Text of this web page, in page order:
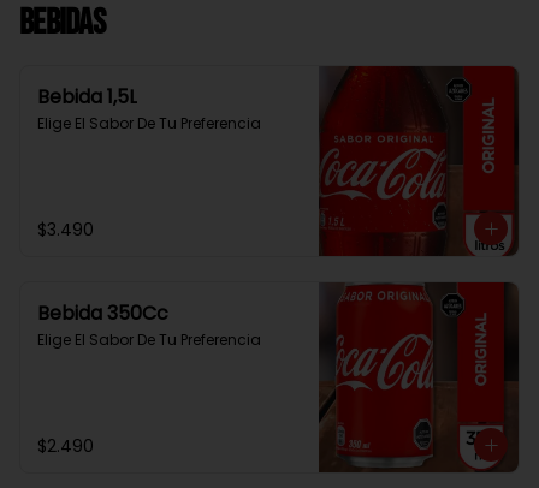
Bebidas
Bebida 1,5L
Elige El Sabor De Tu Preferencia
$3.490
Bebida 350Cc
Elige El Sabor De Tu Preferencia
$2.490